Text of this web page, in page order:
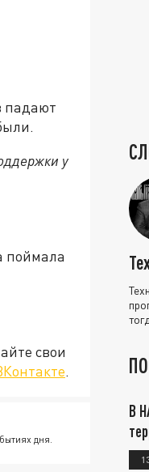
падают
у
поймала
свои
.
дня.
В